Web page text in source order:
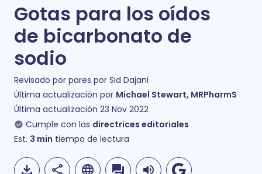
Gotas para los oídos
de bicarbonato de
sodio
Revisado por pares por Sid Dajani
Última actualización por Michael Stewart, MRPharmS
Última actualización 23 Nov 2022
Cumple con las directrices editoriales
Est. 3 min tiempo de lectura